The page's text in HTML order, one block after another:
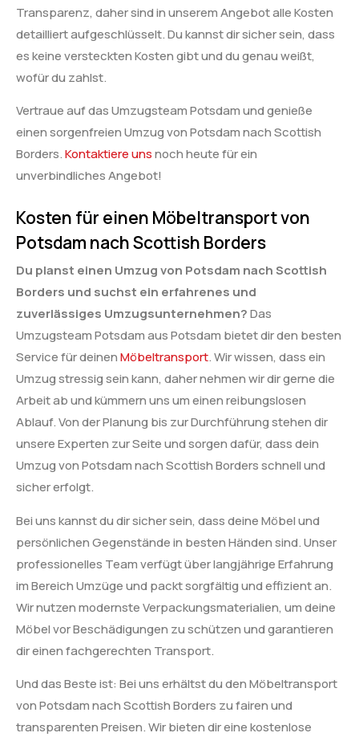
Transparenz, daher sind in unserem Angebot alle Kosten
detailliert aufgeschlüsselt. Du kannst dir sicher sein, dass
es keine versteckten Kosten gibt und du genau weißt,
wofür du zahlst.
Vertraue auf das Umzugsteam Potsdam und genieße
einen sorgenfreien Umzug von Potsdam nach Scottish
Borders.Kontaktiere unsnoch heute für ein
unverbindliches Angebot!
Kosten für einen Möbeltransport von
Potsdam nach Scottish Borders
Du planst einen Umzug von Potsdam nach Scottish
Borders und suchst ein erfahrenes und
zuverlässiges Umzugsunternehmen?Das
Umzugsteam Potsdam aus Potsdam bietet dir den besten
Service für deinenMöbeltransport. Wir wissen, dass ein
Umzug stressig sein kann, daher nehmen wir dir gerne die
Arbeit ab und kümmern uns um einen reibungslosen
Ablauf. Von der Planung bis zur Durchführung stehen dir
unsere Experten zur Seite und sorgen dafür, dass dein
Umzug von Potsdam nach Scottish Borders schnell und
sicher erfolgt.
Bei uns kannst du dir sicher sein, dass deine Möbel und
persönlichen Gegenstände in besten Händen sind. Unser
professionelles Team verfügt über langjährige Erfahrung
im Bereich Umzüge und packt sorgfältig und effizient an.
Wir nutzen modernste Verpackungsmaterialien, um deine
Möbel vor Beschädigungen zu schützen und garantieren
dir einen fachgerechten Transport.
Und das Beste ist: Bei uns erhältst du den Möbeltransport
von Potsdam nach Scottish Borders zu fairen und
transparenten Preisen. Wir bieten dir eine kostenlose